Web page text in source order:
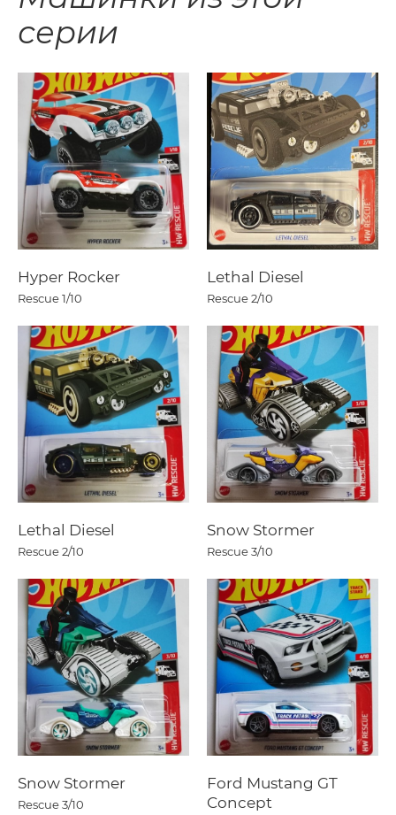
серии
Hyper Rocker
Rescue1/10
Lethal Diesel
Rescue2/10
Lethal Diesel
Rescue2/10
Snow Stormer
Rescue3/10
Snow Stormer
Rescue3/10
Ford Mustang GT
Concept